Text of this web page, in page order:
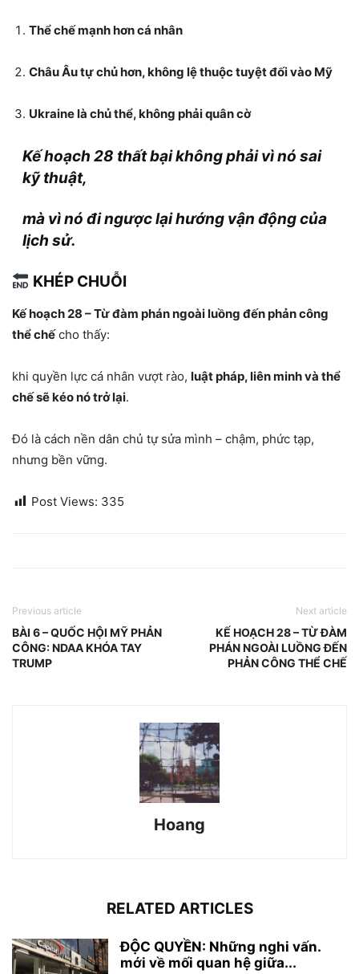
Thể chế mạnh hơn cá nhân
Châu Âu tự chủ hơn, không lệ thuộc tuyệt đối vào Mỹ
Ukraine là chủ thể, không phải quân cờ
Kế hoạch 28 thất bại không phải vì nó sai
kỹ thuật,
mà vì nó đi ngược lại hướng vận động của
lịch sử.
KHÉP CHUỖI
Kế hoạch 28 – Từ đàm phán ngoài luồng đến phản công
thể chếcho thấy:
khi quyền lực cá nhân vượt rào, luật pháp, liên minh và thể
chế sẽ kéo nó trở lại.
Đó là cách nền dân chủ tự sửa mình – chậm, phức tạp,
nhưng bền vững.
Post Views: 335
Previous article
BÀI 6 – QUỐC HỘI MỸ PHẢN
CÔNG: NDAA KHÓA TAY
TRUMP
Next article
KẾ HOẠCH 28 – TỪ ĐÀM
PHÁN NGOÀI LUỒNG ĐẾN
PHẢN CÔNG THỂ CHẾ
Hoang
RELATED ARTICLES
ĐỘC QUYỀN: Những nghi vấn.
mới về mối quan hệ giữa...